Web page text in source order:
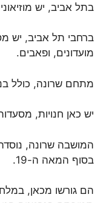
בתל אביב, יש
ברחבי תל אביב, יש
מועדונים, ופאבים.
מתחם שרונה, כולל
יש כאן חנויות,
המושבה שרונה,
בסוף המאה ה-19.
הם גורשו מכאן,